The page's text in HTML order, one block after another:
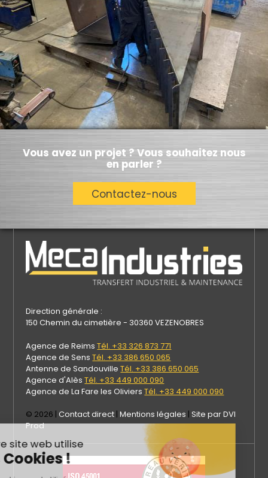
Notre site web utilise
les Cookies !
Vous avez un projet ? Vous souhaitez nous
en parler ?
Contactez-nous
Direction générale :
150 Chemin du cimetière - 30360 VEZENOBRES
Agence de ReimsTél. +33 326 873 771
Agence de SensTél. +33 386 650 065
Antenne de SandouvilleTél. +33 386 650 065
Agence d'AlèsTél. +33 449 000 090
Agence de La Fare les OliviersTél. +33 449 000 090
© 2026 |Contact direct |Mentions légales |Site par DVI
Prod